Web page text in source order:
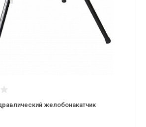
желобонакатчик